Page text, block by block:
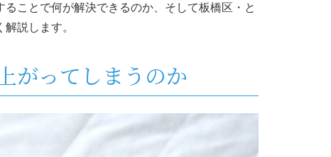
ことで何が解決できるのか、そして板橋区・と
説します。
がってしまうのか